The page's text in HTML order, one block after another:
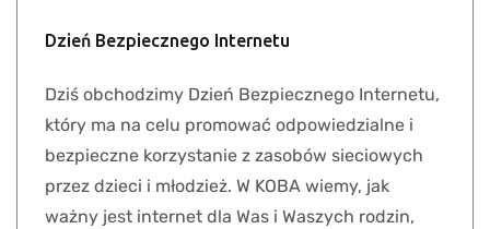
Dzień Bezpiecznego Internetu
Dziś obchodzimy Dzień Bezpiecznego Internetu,
który ma na celu promować odpowiedzialne i
bezpieczne korzystanie z zasobów sieciowych
przez dzieci i młodzież. W KOBA wiemy, jak
ważny jest internet dla Was i Waszych rodzin,